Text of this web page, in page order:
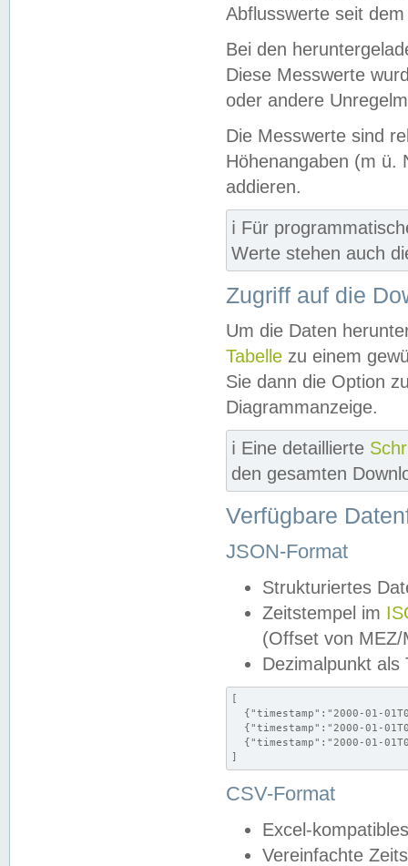
Abflusswerte seit
Bei den
Diese Messwerte
oder andere
Die Messwerte sind
Höhenangaben (m ü.
addieren.
ℹ️ Für
Werte stehen auch
Zugriff auf die
Um die Daten
Tabelle zu einem
Sie dann die Option
Diagrammanzeige.
ℹ️ Eine detaillierte
den gesamten
Verfügbare
JSON-Format
Strukturiertes
Zeitstempel im
(Offset von MEZ/
Dezimalpunkt als
[
{"timestamp":"2000-01-
{"timestamp":"2000-01-
{"timestamp":"2000-01-
]
CSV-Format
Excel-
Vereinfachte